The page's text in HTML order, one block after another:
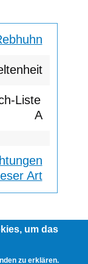
A
Art
Anmelden
um das
zu erklären.